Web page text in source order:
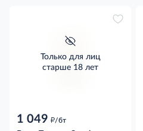
Только для лиц
старше 18 лет
1 049 д/бт